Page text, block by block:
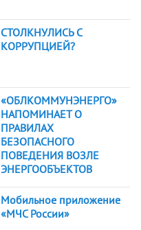
СТОЛКНУЛИСЬ С
КОРРУПЦИЕЙ?
«ОБЛКОММУНЭНЕРГО»
НАПОМИНАЕТ О
ПРАВИЛАХ
БЕЗОПАСНОГО
ПОВЕДЕНИЯ ВОЗЛЕ
ЭНЕРГООБЪЕКТОВ
Мобильное приложение
«МЧС России»